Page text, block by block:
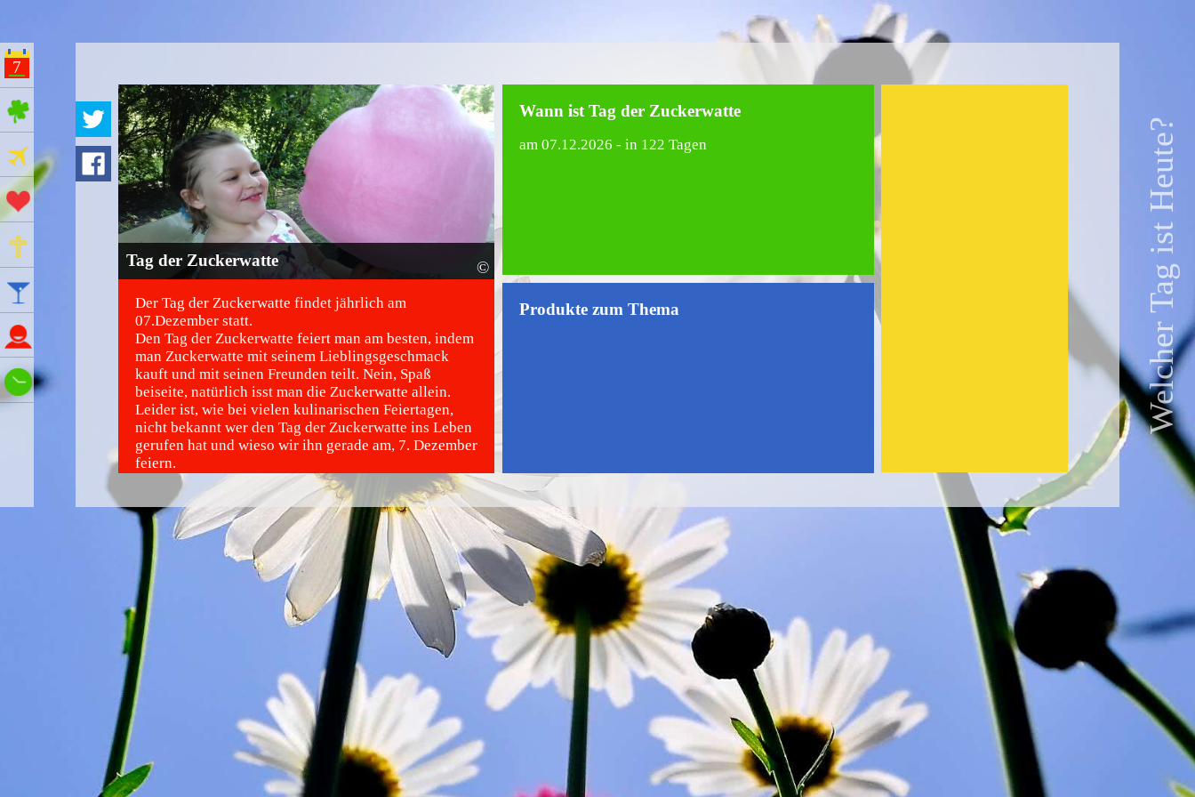
Welcher Tag ist Heute?
7
ges Feiertage
Ferien
Aktionstage
Gedenktage
Namenstage
Wie spät ist es?
Tag der Zuckerwatte ©
Der Tag der Zuckerwatte findet jährlich am
07.Dezember statt.
Den Tag der Zuckerwatte feiert man am besten, indem
man Zuckerwatte mit seinem Lieblingsgeschmack
kauft und mit seinen Freunden teilt. Nein, Spaß
beiseite, natürlich isst man die Zuckerwatte allein.
Leider ist, wie bei vielen kulinarischen Feiertagen,
nicht bekannt wer den Tag der Zuckerwatte ins Leben
gerufen hat und wieso wir ihn gerade am, 7. Dezember
feiern.
Wann ist Tag der Zuckerwatte
am07.12.2026 - in 122 Tagen
Produkte zum Thema